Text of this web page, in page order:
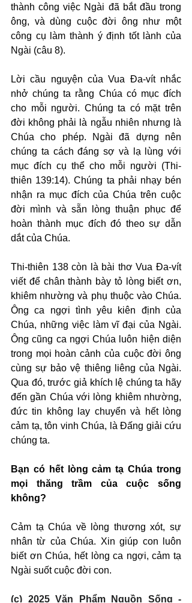
thành công việc Ngài đã bắt đầu trong
ông, và dùng cuộc đời ông như một
công cụ làm thành ý định tốt lành của
Ngài (câu 8).
Lời cầu nguyện của Vua Đa-vít nhắc
nhở chúng ta rằng Chúa có mục đích
cho mỗi người. Chúng ta có mặt trên
đời không phải là ngẫu nhiên nhưng là
Chúa cho phép. Ngài đã dựng nên
chúng ta cách đáng sợ và lạ lùng với
mục đích cụ thể cho mỗi người (Thi-
thiên 139:14). Chúng ta phải nhạy bén
nhận ra mục đích của Chúa trên cuộc
đời mình và sẵn lòng thuận phục để
hoàn thành mục đích đó theo sự dẫn
dắt của Chúa.
Thi-thiên 138 còn là bài thơ Vua Đa-vít
viết để chân thành bày tỏ lòng biết ơn,
khiêm nhường và phụ thuộc vào Chúa.
Ông ca ngợi tình yêu kiên định của
Chúa, những việc làm vĩ đại của Ngài.
Ông cũng ca ngợi Chúa luôn hiện diện
trong mọi hoàn cảnh của cuộc đời ông
cùng sự bảo vệ thiêng liêng của Ngài.
Qua đó, trước giả khích lệ chúng ta hãy
đến gần Chúa với lòng khiêm nhường,
đức tin không lay chuyển và hết lòng
cảm tạ, tôn vinh Chúa, là Đấng giải cứu
chúng ta.
Bạn có hết lòng cảm tạ Chúa trong
mọi thăng trầm của cuộc sống
không?
Cảm tạ Chúa về lòng thương xót, sự
nhân từ của Chúa. Xin giúp con luôn
biết ơn Chúa, hết lòng ca ngợi, cảm tạ
Ngài suốt cuộc đời con.
(c) 2025 Văn Phẩm Nguồn Sống -